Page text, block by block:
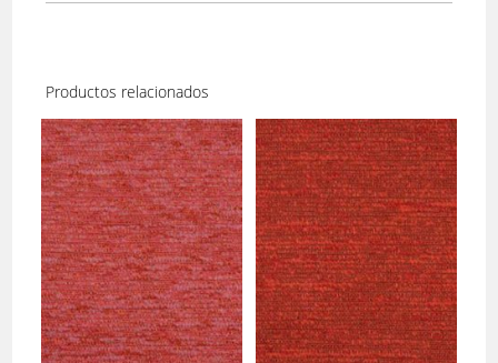
Productos relacionados